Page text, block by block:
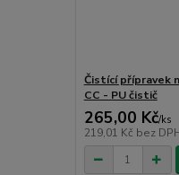
Čistící přípravek
CC - PU čistič
265,00 Kč/ks
219,01 Kč bez